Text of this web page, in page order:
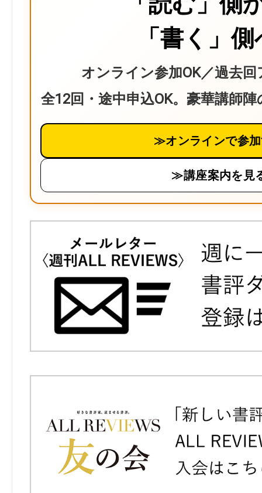
「書く」
オンライン参加OK／過去
全12回・途中申込OK。豪華講師
≫オンラインで参
≫講座案内を見